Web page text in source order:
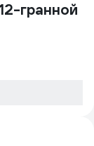
гранной